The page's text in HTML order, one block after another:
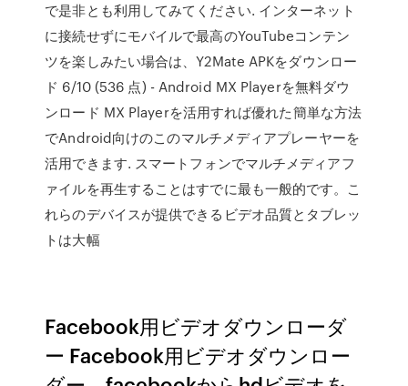
で是非とも利用してみてください. インターネット
に接続せずにモバイルで最高のYouTubeコンテン
ツを楽しみたい場合は、Y2Mate APKをダウンロー
ド 6/10 (536 点) - Android MX Playerを無料ダウ
ンロード MX Playerを活用すれば優れた簡単な方法
でAndroid向けのこのマルチメディアプレーヤーを
活用できます. スマートフォンでマルチメディアフ
ァイルを再生することはすでに最も一般的です。こ
れらのデバイスが提供できるビデオ品質とタブレッ
トは大幅
Facebook用ビデオダウンローダ
ー Facebook用ビデオダウンロー